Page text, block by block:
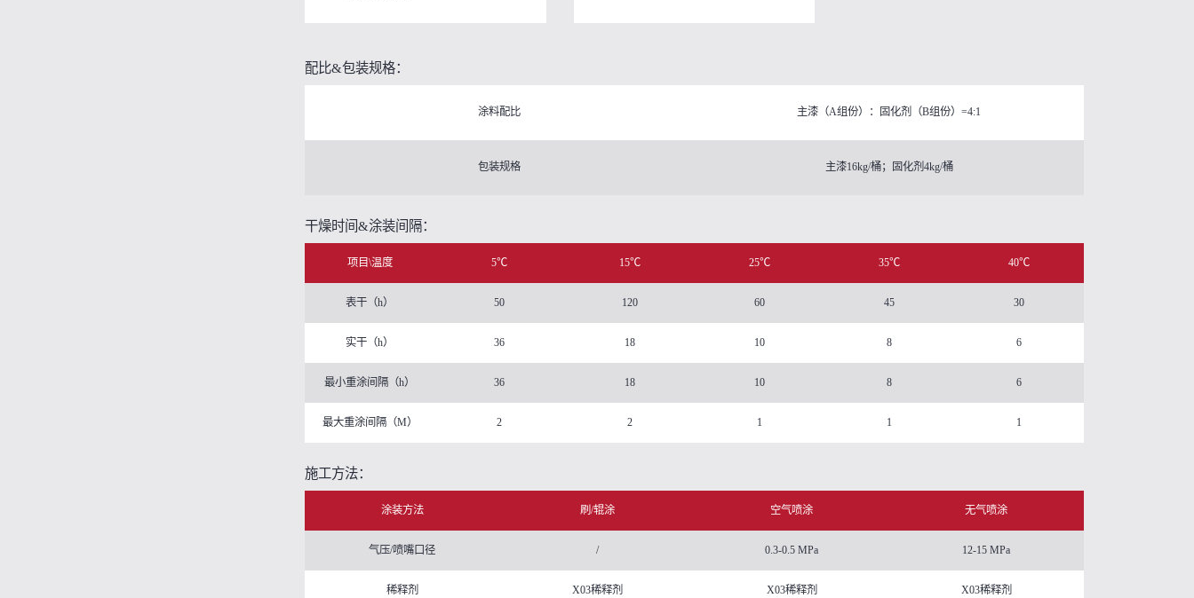
配比&包装规格：
涂料配比
包装规格
主漆（A组份）：固化剂（B组份）=4:1
主漆16kg/桶；固化剂4kg/桶
干燥时间&涂装间隔：
项目\温度 5℃ 15℃ 25℃ 35℃ 40℃
表干（h） 50 120 60 45 30
实干（h） 36 18 10 8 6
最小重涂间隔（h） 36 18 10 8 6
最大重涂间隔（M） 2 2 1 1 1
施工方法：
涂装方法 刷/辊涂 空气喷涂 无气喷涂
气压/喷嘴口径 / 0.3-0.5 MPa 12-15 MPa
稀释剂 X03稀释剂 X03稀释剂 X03稀释剂